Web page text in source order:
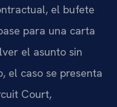
el bufete
para una carta
el asunto sin
el caso se presenta
Court,